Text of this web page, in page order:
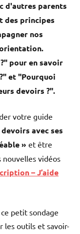
d'autres parents
des principes
nos
pour en savoir
et "Pourquoi
devoirs ?".
votre guide
avec ses
» et être
nouvelles vidéos
– J’aide
petit sondage
les outils et savoir-